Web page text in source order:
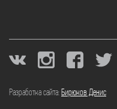
Разработка сайта: Бирюков Денис